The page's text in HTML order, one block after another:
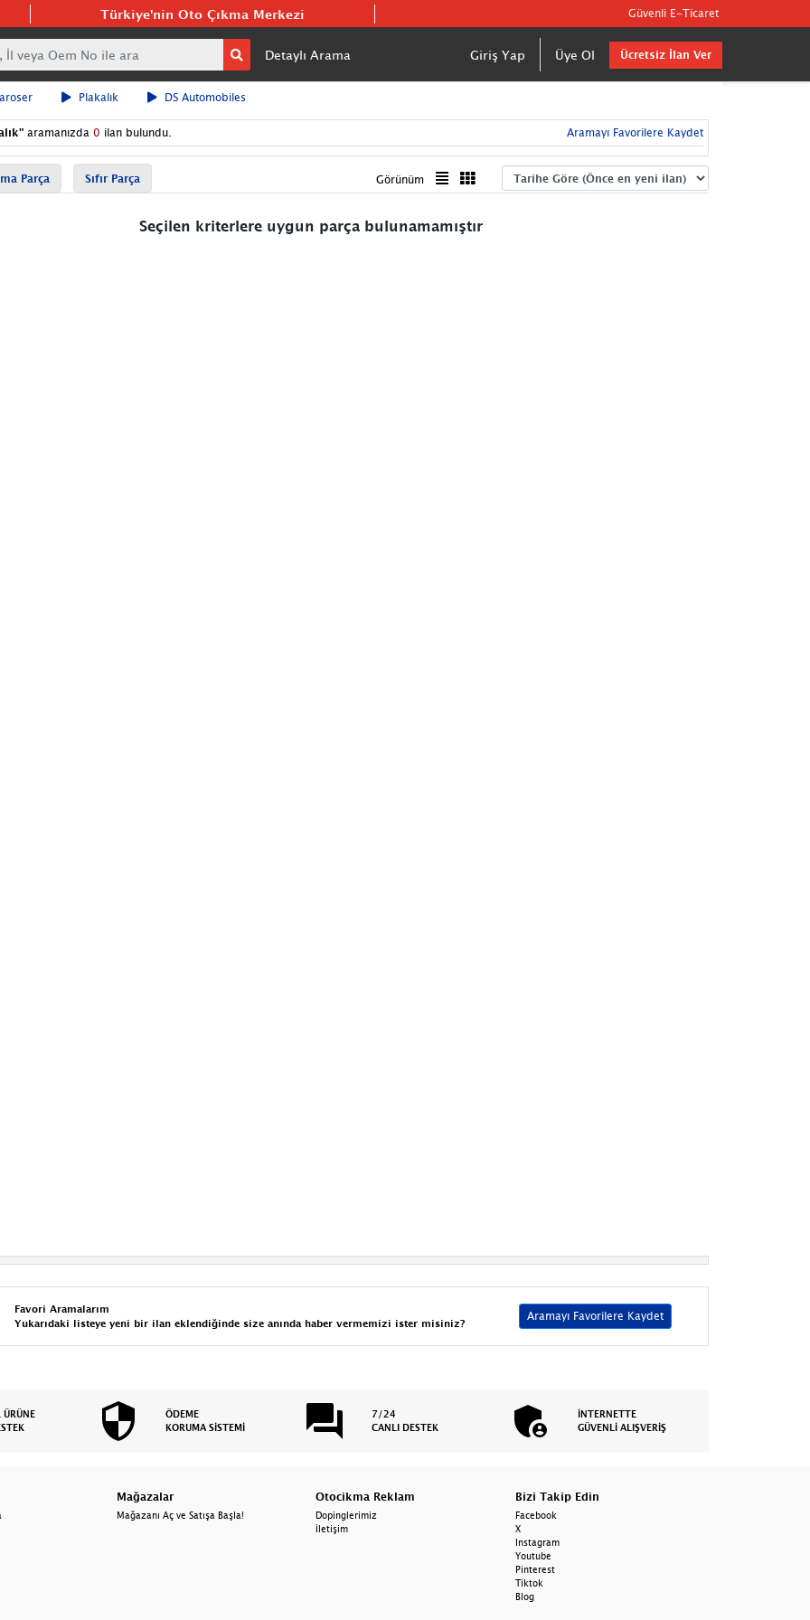
Türkiye'nin Oto Çıkma Merkezi Güvenli E-Ticaret
Detaylı Arama Giriş Yap Üye Ol Ücretsiz İlan Ver
Plakalık DS Automobiles
" aramanızda 0 ilan bulundu. Aramayı Favorilere Kaydet
Parça Sıfır Parça Görünüm
Seçilen kriterlere uygun parça bulunamamıştır
Favori Aramalarım
Yukarıdaki listeye yeni bir ilan eklendiğinde size anında haber vermemizi ister misiniz?
Aramayı Favorilere Kaydet
ÜRÜNE
ÖDEME
KORUMA SİSTEMİ
7/24
CANLI DESTEK
İNTERNETTE
GÜVENLİ ALIŞVERİŞ
Mağazalar
Mağazanı Aç ve Satışa Başla!
Otocikma Reklam
Dopinglerimiz
İletişim
Bizi Takip Edin
Facebook
X
Instagram
Youtube
Pinterest
Tiktok
Blog